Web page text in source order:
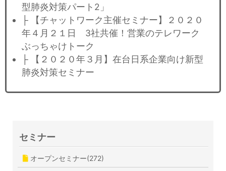
型肺炎対策パート2」
├ 【チャットワーク主催セミナー】２０２０
年４月２１日 3社共催！営業のテレワーク
ぶっちゃけトーク
├ 【２０２０年３月】在台日系企業向け新型
肺炎対策セミナー
セミナー
オープンセミナー(272)